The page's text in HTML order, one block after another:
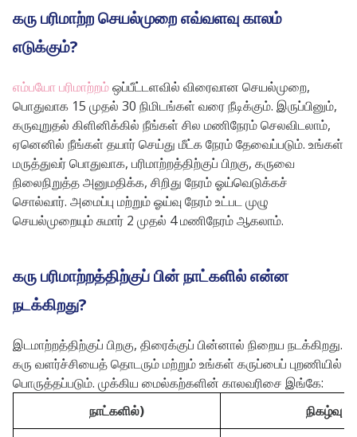
கரு பரிமாற்ற செயல்முறை எவ்வளவு காலம்
எடுக்கும்?
எம்பயோ பரிமாற்றம்ஒப்பீட்டளவில் விரைவான செயல்முறை,
பொதுவாக 15 முதல் 30 நிமிடங்கள் வரை நீடிக்கும். இருப்பினும்,
கருவுறுதல் கிளினிக்கில் நீங்கள் சில மணிநேரம் செலவிடலாம்,
ஏனெனில் நீங்கள் தயார் செய்து மீட்க நேரம் தேவைப்படும். உங்கள்
மருத்துவர் பொதுவாக, பரிமாற்றத்திற்குப் பிறகு, கருவை
நிலைநிறுத்த அனுமதிக்க, சிறிது நேரம் ஓய்வெடுக்கச்
சொல்வார். அமைப்பு மற்றும் ஓய்வு நேரம் உட்பட முழு
செயல்முறையும் சுமார் 2 முதல் 4 மணிநேரம் ஆகலாம்.
கரு பரிமாற்றத்திற்குப் பின் நாட்களில் என்ன
நடக்கிறது?
இடமாற்றத்திற்குப் பிறகு, திரைக்குப் பின்னால் நிறைய நடக்கிறது.
கரு வளர்ச்சியைத் தொடரும் மற்றும் உங்கள் கருப்பைப் புறணியில்
பொருத்தப்படும். முக்கிய மைல்கற்களின் காலவரிசை இங்கே:
நாட்களில்)
நிகழ்வு